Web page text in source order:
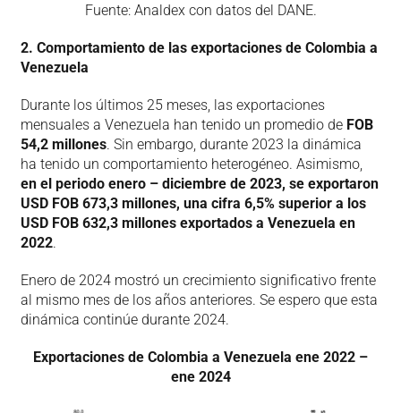
Fuente: Analdex con datos del DANE.
2. Comportamiento de las exportaciones de Colombia a
Venezuela
Durante los últimos 25 meses, las exportaciones
mensuales a Venezuela han tenido un promedio de FOB
54,2 millones. Sin embargo, durante 2023 la dinámica
ha tenido un comportamiento heterogéneo. Asimismo,
en el periodo enero – diciembre de 2023, se exportaron
USD FOB 673,3 millones, una cifra 6,5% superior a los
USD FOB 632,3 millones exportados a Venezuela en
2022.
Enero de 2024 mostró un crecimiento significativo frente
al mismo mes de los años anteriores. Se espero que esta
dinámica continúe durante 2024.
Exportaciones de Colombia a Venezuela ene 2022 –
ene 2024